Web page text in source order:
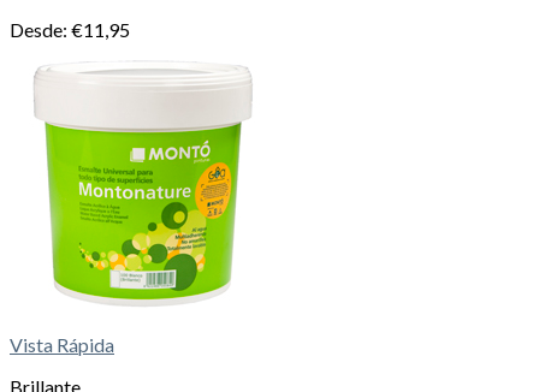
Desde: €11,95
Vista Rápida
Brillante